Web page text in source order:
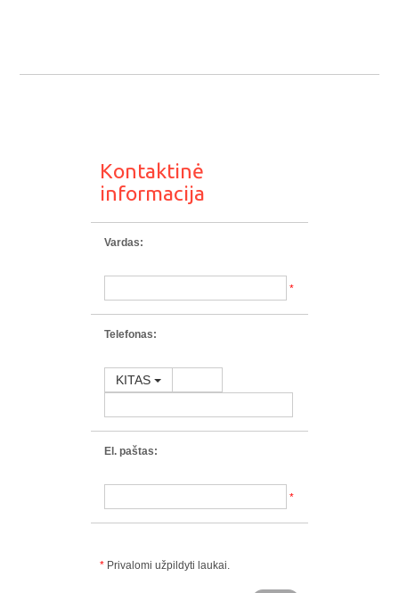
Kontaktinė
informacija
Vardas:
*
Telefonas:
KITAS
El. paštas:
*
* Privalomi užpildyti laukai.